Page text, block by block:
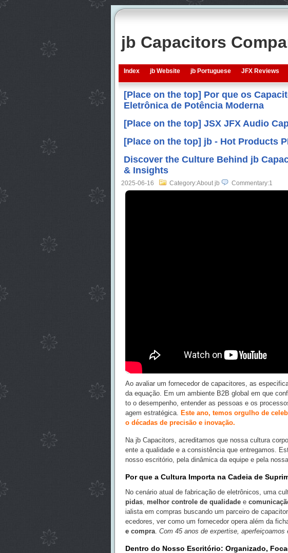
jb Capacitors
Index jb Website jb Portuguese JFX Reviews
[Place on the top] Por que os
Eletrônica de Potência Moderna
[Place on the top] JSX JFX Audio
[Place on the top] jb - Hot Products
Discover the Culture Behind jb
& Insights
2025-06-16 Category:About jb Commentary:1
Ao avaliar um fornecedor de capacitores, as
da equação. Em um ambiente B2B global em que
to o desempenho, entender as pessoas e os
agem estratégica. Este ano, temos orgulho de
o décadas de precisão e inovação.
Na jb Capacitors, acreditamos que nossa cultura
ente a qualidade e a consistência que entregamos.
nosso escritório, pela dinâmica da equipe e pela
Por que a Cultura Importa na Cadeia de
No cenário atual de fabricação de eletrônicos, uma
pidas, melhor controle de qualidadee
ialista em compras buscando um parceiro de
ecedores, ver como um fornecedor opera além da
e compra. Com 45 anos de expertise,
Dentro do Nosso Escritório: Organizado,